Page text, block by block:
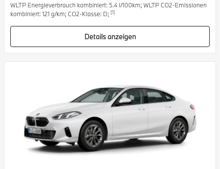
WLTP Energieverbrauch kombiniert: 5.4 l/100km; WLTP CO2-Emissionen
kombiniert: 121 g/km; CO2-Klasse: D; [1]
Details anzeigen